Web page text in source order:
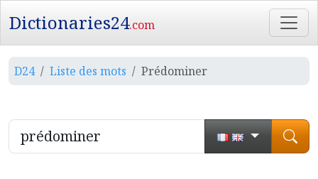
Dictionaries24.com
D24 Liste des mots Prédominer